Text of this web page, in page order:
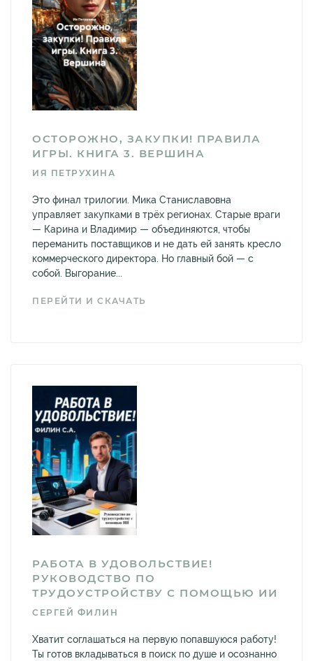
ОСТОРОЖНО, ЗАКУПКИ! ПРАВИЛА
ИГРЫ. КНИГА 3. ВЕРШИНА
ИЯ ПЕТРУХИНА
Это финал трилогии. Мика Станиславовна
управляет закупками в трёх регионах. Старые враги
— Карина и Владимир — объединяются, чтобы
переманить поставщиков и не дать ей занять кресло
коммерческого директора. Но главный бой — с
собой. Выгорание...
ПЕРЕЙТИ И СКАЧАТЬ
РАБОТА В УДОВОЛЬСТВИЕ!
РУКОВОДСТВО ПО
ТРУДОУСТРОЙСТВУ С ПОМОЩЬЮ ИИ
СЕРГЕЙ ФИЛИН
Хватит соглашаться на первую попавшуюся работу!
Ты готов вкладываться в поиск по душе и осознанно